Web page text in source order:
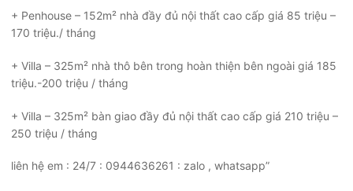
+ Penhouse – 152m² nhà đầy đủ nội thất cao cấp giá 85 triệu –
170 triệu./ tháng
+ Villa – 325m² nhà thô bên trong hoàn thiện bên ngoài giá 185
triệu.-200 triệu / tháng
+ Villa – 325m² bàn giao đầy đủ nội thất cao cấp giá 210 triệu –
250 triệu / tháng
liên hệ em : 24/7 : 0944636261 : zalo , whatsapp”